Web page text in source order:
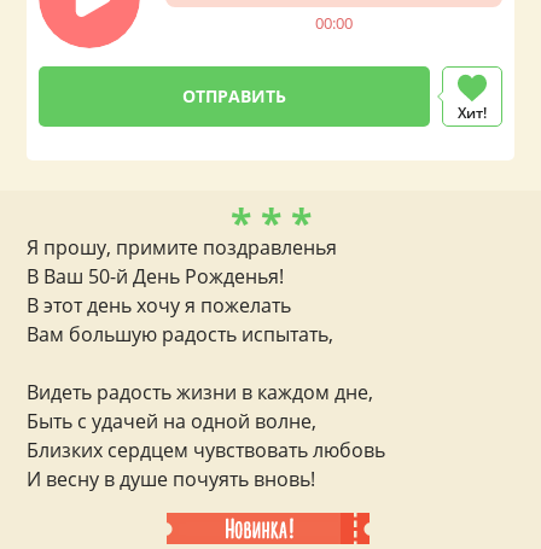
00:00
Хит!
* * *
Я прошу, примите поздравленья
В Ваш 50-й День Рожденья!
В этот день хочу я пожелать
Вам большую радость испытать,
Видеть радость жизни в каждом дне,
Быть с удачей на одной волне,
Близких сердцем чувствовать любовь
И весну в душе почуять вновь!